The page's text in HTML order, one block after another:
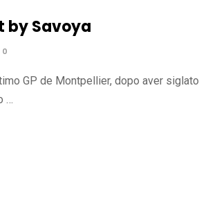
by Savoya
0
GP de Montpellier, dopo aver siglato
…